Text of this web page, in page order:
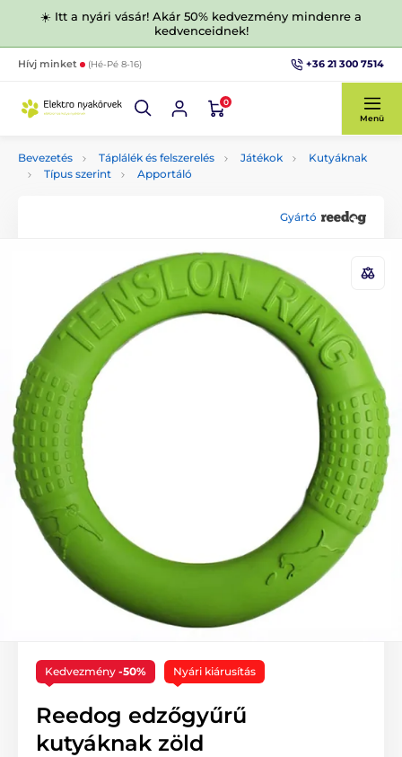
☀️ Itt a nyári vásár! Akár 50% kedvezmény mindenre a
kedvenceidnek!
Hívj minket (Hé-Pé 8-16) +36 21 300 7514
0
Menü
Bevezetés Táplálék és felszerelés Játékok
Kutyáknak
Típus szerint
Apportáló
Gyártó
Kedvezmény -50% Nyári kiárusítás
Reedog edzőgyűrű
kutyáknak zöld